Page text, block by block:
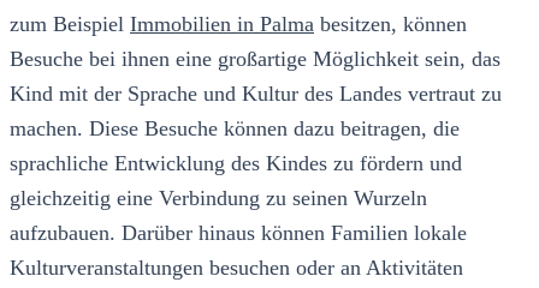
zum Beispiel Immobilien in Palma besitzen, können
Besuche bei ihnen eine großartige Möglichkeit sein, das
Kind mit der Sprache und Kultur des Landes vertraut zu
machen. Diese Besuche können dazu beitragen, die
sprachliche Entwicklung des Kindes zu fördern und
gleichzeitig eine Verbindung zu seinen Wurzeln
aufzubauen. Darüber hinaus können Familien lokale
Kulturveranstaltungen besuchen oder an Aktivitäten